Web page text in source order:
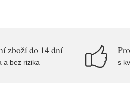
zboží do 14 dní
a bez rizika s